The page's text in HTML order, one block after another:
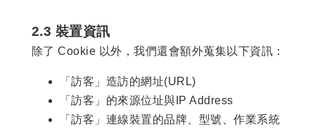
2.3 裝置資訊
除了 Cookie 以外，我們還會額外蒐集以下資訊：
「訪客」造訪的網址(URL)
「訪客」的來源位址與IP Address
「訪客」連線裝置的品牌、型號、作業系統